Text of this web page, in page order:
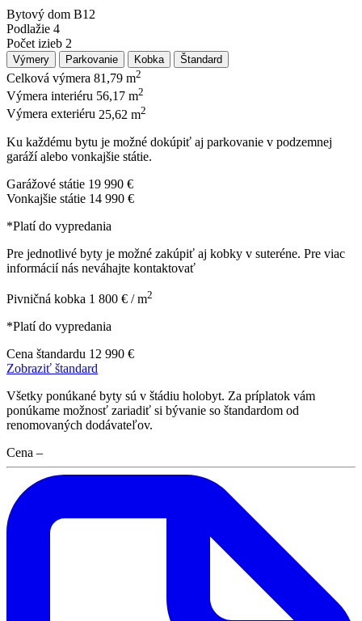
Bytový dom B12
Podlažie 4
Počet izieb 2
Výmery Parkovanie Kobka Štandard
Celková výmera 81,79 m2
Výmera interiéru 56,17 m2
Výmera exteriéru 25,62 m2
Ku každému bytu je možné dokúpiť aj parkovanie v podzemnej
garáží alebo vonkajšie státie.
Garážové státie 19 990 €
Vonkajšie státie 14 990 €
*Platí do vypredania
Pre jednotlivé byty je možné zakúpiť aj kobky v suteréne. Pre viac
informácií nás neváhajte kontaktovať
Pivničná kobka 1 800 € / m2
*Platí do vypredania
Cena štandardu 12 990 €
Zobraziť štandard
Všetky ponúkané byty sú v štádiu holobyt. Za príplatok vám
ponúkame možnosť zariadiť si bývanie so štandardom od
renomovaných dodávateľov.
Cena –